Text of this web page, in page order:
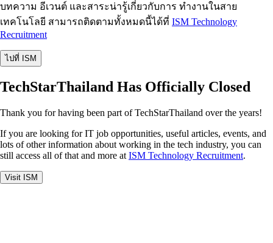
บทความ อีเวนต์ และสาระน่ารู้เกี่ยวกับการ ทำงานในสาย
เทคโนโลยี สามารถติดตามทั้งหมดนี้ได้ที่ ISM Technology
Recruitment
ไปที่ ISM
TechStarThailand Has Officially Closed
Thank you for having been part of TechStarThailand over the years!
If you are looking for IT job opportunities, useful articles, events, and
lots of other information about working in the tech industry, you can
still access all of that and more at ISM Technology Recruitment.
Visit ISM